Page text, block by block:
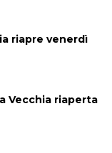
riapre venerdì
Vecchia riaperta